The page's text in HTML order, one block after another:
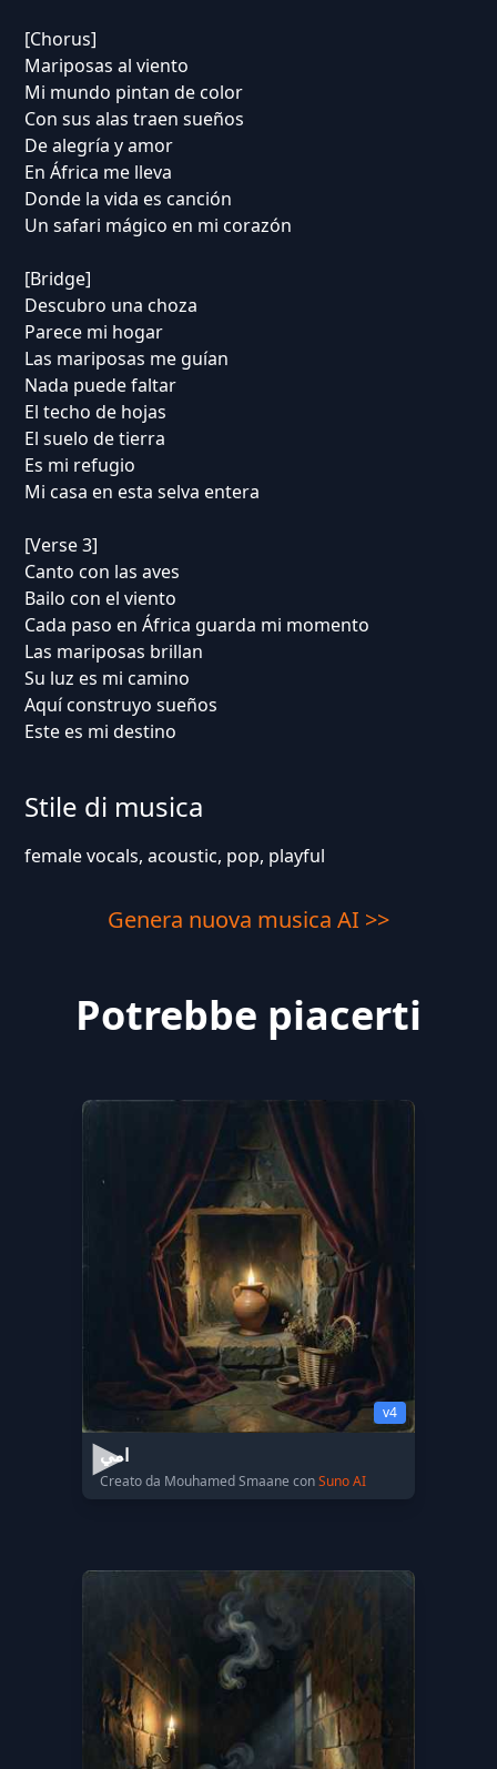
[Chorus]
Mariposas al viento
Mi mundo pintan de color
Con sus alas traen sueños
De alegría y amor
En África me lleva
Donde la vida es canción
Un safari mágico en mi corazón
[Bridge]
Descubro una choza
Parece mi hogar
Las mariposas me guían
Nada puede faltar
El techo de hojas
El suelo de tierra
Es mi refugio
Mi casa en esta selva entera
[Verse 3]
Canto con las aves
Bailo con el viento
Cada paso en África guarda mi momento
Las mariposas brillan
Su luz es mi camino
Aquí construyo sueños
Este es mi destino
Stile di musica
female vocals, acoustic, pop, playful
Genera nuova musica AI >>
Potrebbe piacerti
v4
امي
Creato da Mouhamed Smaane conSuno AI